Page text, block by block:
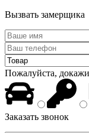
Вызвать замерщика
Пожалуйста,
Заказать звонок